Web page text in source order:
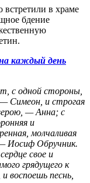
в храме
бдение
каждый день
с одной стороны,
— Симеон, и строгая
— Анна; с
и
молчаливая
Иосиф Обручник.
свое и
грядущего к
воспоешь песнь,